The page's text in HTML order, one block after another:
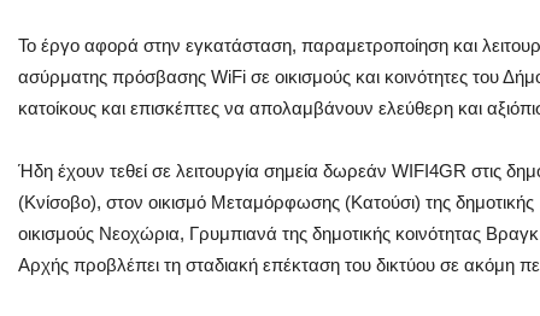
Το έργο αφορά στην εγκατάσταση, παραμετροποίηση και
ασύρματης πρόσβασης WiFi σε οικισμούς και κοινότητες του
κατοίκους και επισκέπτες να απολαμβάνουν ελεύθερη και
Ήδη έχουν τεθεί σε λειτουργία σημεία δωρεάν WIFI4GR στις
(Κνίσοβο), στον οικισμό Μεταμόρφωσης (Κατούσι) της
οικισμούς Νεοχώρια, Γρυμπιανά της δημοτικής κοινότητας
Αρχής προβλέπει τη σταδιακή επέκταση του δικτύου σε ακόμη